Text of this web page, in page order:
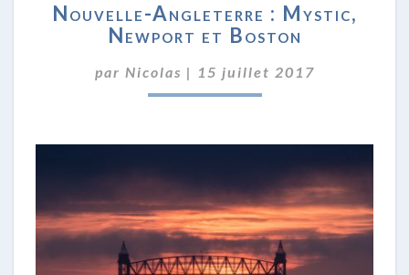
ANGLETERRE
:
NEWPORT
ET
Nouvelle-Angleterre : Mystic,
Newport et Boston
par Nicolas | 15 juillet 2017